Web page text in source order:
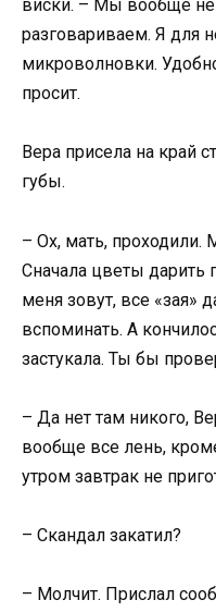
виски. – Мы вообще
разговариваем. Я для
микроволновки.
просит.
Вера присела на край
губы.
– Ох, мать,
Сначала цветы дарить
меня зовут, все «зая»
вспоминать. А
застукала. Ты бы
– Да нет там никого,
вообще все лень,
утром завтрак не
– Скандал закатил?
– Молчит. Прислал